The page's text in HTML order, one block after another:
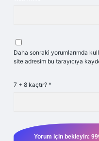
Daha sonraki yorumlarımda
site adresim bu tarayıcıya
7 + 8 kaçtır? *